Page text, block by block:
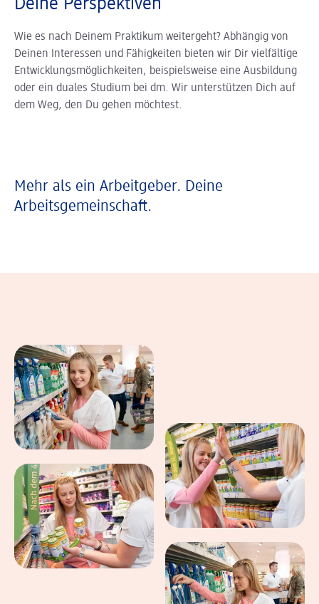
Deine Perspektiven
Wie es nach Deinem Praktikum weitergeht? Abhängig von
Deinen Interessen und Fähigkeiten bieten wir Dir vielfältige
Entwicklungsmöglichkeiten, beispielsweise eine Ausbildung
oder ein duales Studium bei dm. Wir unterstützen Dich auf
dem Weg, den Du gehen möchtest.
Mehr als ein Arbeitgeber. Deine
Arbeitsgemeinschaft.
Eindrücke aus dem Arbeitsalltag